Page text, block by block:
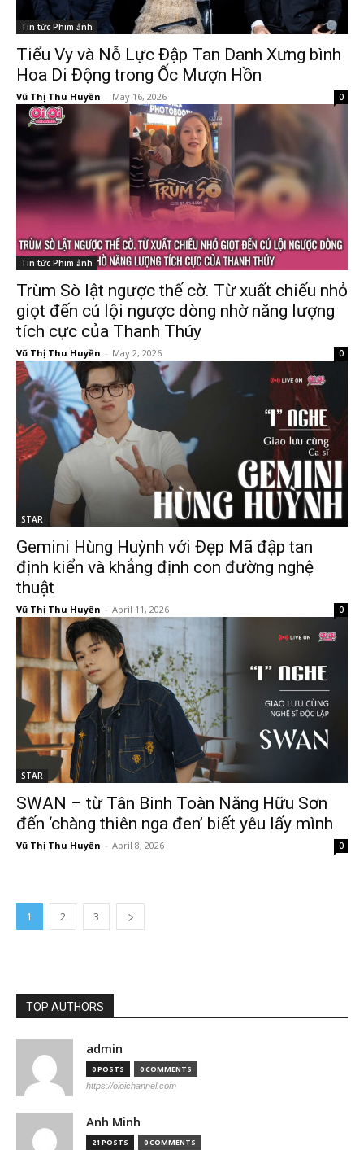
Tin tức Phim ảnh
Tiểu Vy và Nỗ Lực Đập Tan Danh Xưng bình
Hoa Di Động trong Ốc Mượn Hồn
Vũ Thị Thu Huyền - May 16, 2026 0
Tin tức Phim ảnh
Trùm Sò lật ngược thế cờ. Từ xuất chiếu nhỏ
giọt đến cú lội ngược dòng nhờ năng lượng
tích cực của Thanh Thúy
Vũ Thị Thu Huyền - May 2, 2026 0
STAR
Gemini Hùng Huỳnh với Đẹp Mã đập tan
định kiển và khẳng định con đường nghệ
thuật
Vũ Thị Thu Huyền - April 11, 2026 0
STAR
SWAN – từ Tân Binh Toàn Năng Hữu Sơn
đến ‘chàng thiên nga đen’ biết yêu lấy mình
Vũ Thị Thu Huyền - April 8, 2026 0
1 2 3
TOP AUTHORS
admin
0 POSTS 0 COMMENTS
https://oioichannel.com
Anh Minh
21 POSTS 0 COMMENTS